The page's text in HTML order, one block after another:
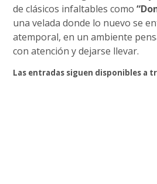
de clásicos infaltables como
una velada donde lo nuevo se
atemporal, en un ambiente
con atención y dejarse llevar.
Las entradas siguen disponibles a